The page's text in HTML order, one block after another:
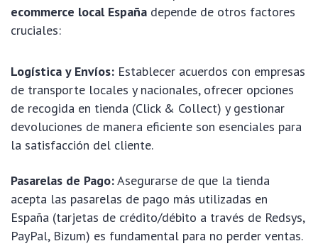
ecommerce local España depende de otros factores
cruciales:
Logística y Envíos: Establecer acuerdos con empresas
de transporte locales y nacionales, ofrecer opciones
de recogida en tienda (Click & Collect) y gestionar
devoluciones de manera eficiente son esenciales para
la satisfacción del cliente.
Pasarelas de Pago:Asegurarse de que la tienda
acepta las pasarelas de pago más utilizadas en
España (tarjetas de crédito/débito a través de Redsys,
PayPal, Bizum) es fundamental para no perder ventas.